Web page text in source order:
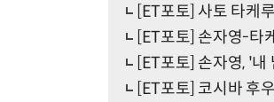
[ET포토] 사토 타케
[ET포토] 손자영-타
[ET포토] 손자영, '
[ET포토] 코시바 후